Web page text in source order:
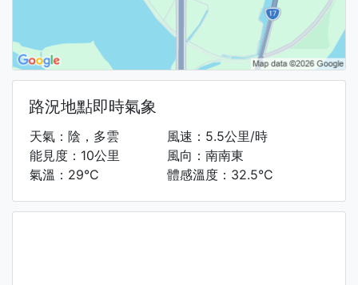
路況地點即時氣象
天氣：陰，多雲
能見度：10公里
氣溫：29°C
風速：5.5公里/時
風向：南南東
體感溫度：32.5°C